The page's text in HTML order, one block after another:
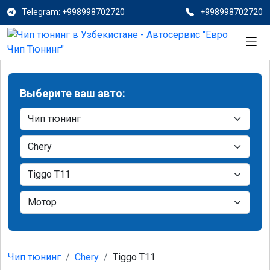
Telegram: +998998702720 +998998702720
Выберите ваш авто:
Чип тюнинг Chery Tiggo T11